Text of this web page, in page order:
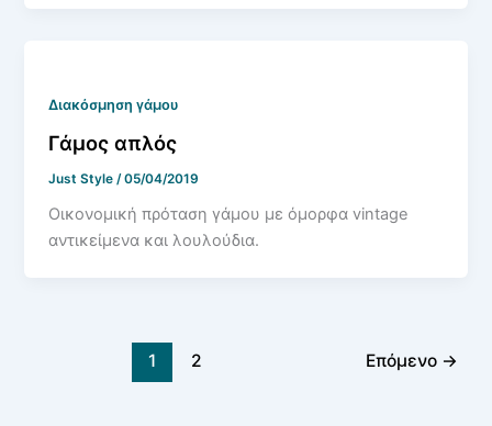
Διακόσμηση γάμου
Γάμος απλός
Just Style /05/04/2019
Οικονομική πρόταση γάμου με όμορφα vintage
αντικείμενα και λουλούδια.
1 2 Επόμενο →